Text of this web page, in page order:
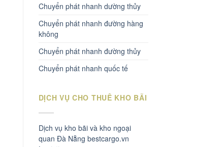
Chuyển phát nhanh dường thủy
Chuyển phát nhanh đường hàng
không
Chuyển phát nhanh đường thủy
Chuyển phát nhanh quốc tế
DỊCH VỤ CHO THUÊ KHO BÃI
Dịch vụ kho bãi và kho ngoại
quan Đà Nẵng bestcargo.vn